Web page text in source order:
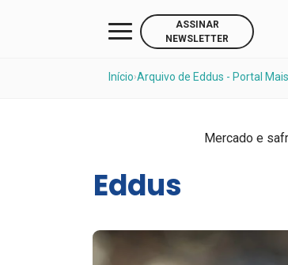
ASSINAR
NEWSLETTER
Início›Arquivo de Eddus - Portal
Mercado e
Eddus